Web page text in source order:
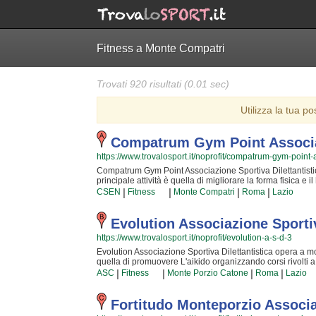
Fitness a Monte Compatri
Trovati 920 risultati (0.01 sec)
Utilizza la tua
Compatrum Gym Point
https://www.trovalosport.it/noprofit/compatrum-gym-point-
Compatrum Gym Point Associazione Sportiva
principale attività è quella di migliorare la forma fisica e
bambini e ragazzi). I loro corsi sono utili a sviluppare le
conquistare una maggior sicurezza individuale
provincia e si aggiornano costantemente partecipando
professionalità ai loro iscritti. Il risultato e il divertimento
per cui, una volta che avrete cominciato, non potrete
Dilettantistica è una grande famiglia in cui potrai trovare
avere più informazioni sui loro corsi puoi venire in sede
nella pagina.
CSEN | Fitness | Monte Compatri | Roma | Lazio
Evolution Associazione
https://www.trovalosport.it/noprofit/evolution-a-s-d-3
Evolution Associazione Sportiva Dilettantistica opera a
quella di promuovere L'aikido organizzando corsi rivolti
impari la disciplina, il rispetto e la concentrazione,
vostri figli quotidianamente, ma restando sempre
Evolution Associazione Sportiva Dilettantistica da
serio e sano, in cui i vostri figli troveranno sicuramente
palestra a monte porzio catone e coincidono con il
ASC | Fitness | Monte Porzio Catone | Roma | Lazio
Fortitudo Monteporzio